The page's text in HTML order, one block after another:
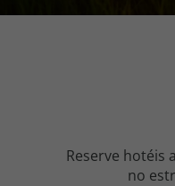
Reserve hotéis
no